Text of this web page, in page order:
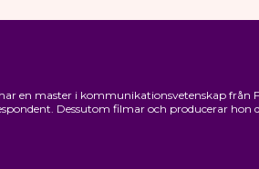
en master i kommunikationsvetenskap från
Dessutom filmar och producerar